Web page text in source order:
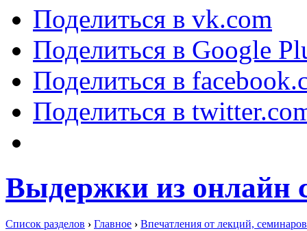
Поделиться в vk.com
Поделиться в Google
Поделиться в
Поделиться в
Выдержки из онлайн
Список разделов › Главное › Впечатления от лекций,